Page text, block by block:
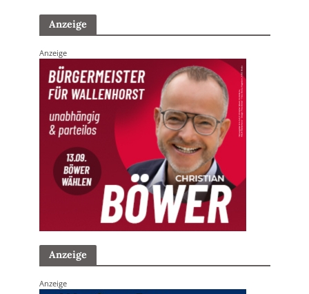
Anzeige
Anzeige
Anzeige
Anzeige